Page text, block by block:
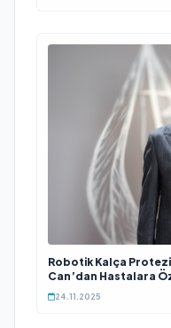
Robotik Kalça
Can’dan Hastalara
24.11.2025